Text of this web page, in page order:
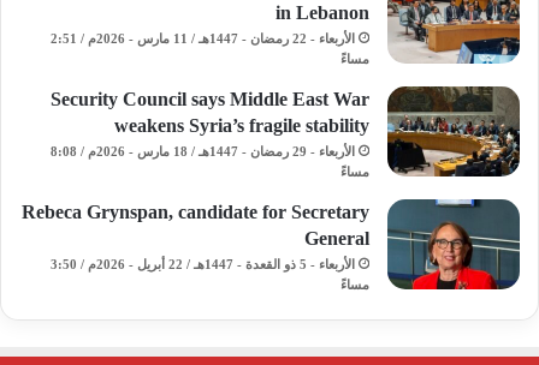
in Lebanon
الأربعاء - 22 رمضان - 1447هـ / 11 مارس - 2026م / 2:51
مساءً
Security Council says Middle East War
weakens Syria’s fragile stability
الأربعاء - 29 رمضان - 1447هـ / 18 مارس - 2026م / 8:08
مساءً
Rebeca Grynspan, candidate for Secretary
General
الأربعاء - 5 ذو القعدة - 1447هـ / 22 أبريل - 2026م / 3:50
مساءً